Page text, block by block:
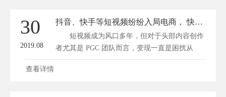
30
2019.08
抖音、快手等短视频纷纷入局电商， 快速实现流量变现的方法是什么？
短视频成为风口多年，但对于头部内容创作
者尤其是 PGC 团队而言，变现一直是困扰从
业...
查看详情